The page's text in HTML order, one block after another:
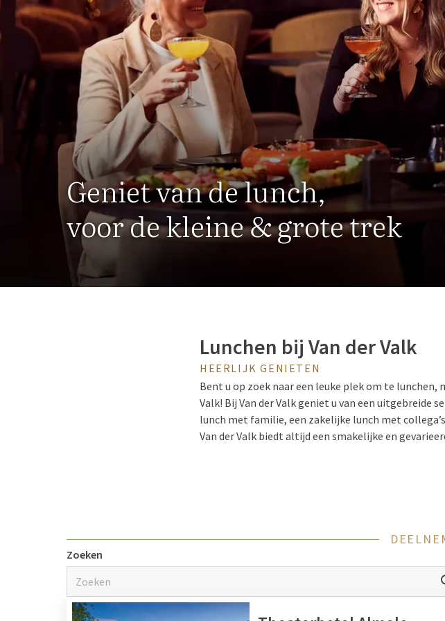
Geniet van de lunch,
voor de kleine & grote trek
Lunchen bij Van der Valk
HEERLIJK GENIETEN
Bent u op zoek naar een leuke plek om te lunchen,
Valk! Bij Van der Valk geniet u van een uitgebreide
lunch met familie, een zakelijke lunch met
Van der Valk biedt altijd een smakelijke en
Van der Valk staat garant voor de uitstekende
gerechten en drankjes. De kosten van een lunch bij
afhankelijk zijn van het type lunch dat u kiest. Zo
uitgebreid lunchbuffet. Voor de meeste actuele
website van het specifieke
Zoeken